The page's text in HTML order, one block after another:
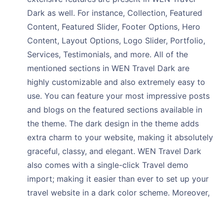
Dark as well. For instance, Collection, Featured
Content, Featured Slider, Footer Options, Hero
Content, Layout Options, Logo Slider, Portfolio,
Services, Testimonials, and more. All of the
mentioned sections in WEN Travel Dark are
highly customizable and also extremely easy to
use. You can feature your most impressive posts
and blogs on the featured sections available in
the theme. The dark design in the theme adds
extra charm to your website, making it absolutely
graceful, classy, and elegant. WEN Travel Dark
also comes with a single-click Travel demo
import; making it easier than ever to set up your
travel website in a dark color scheme. Moreover,